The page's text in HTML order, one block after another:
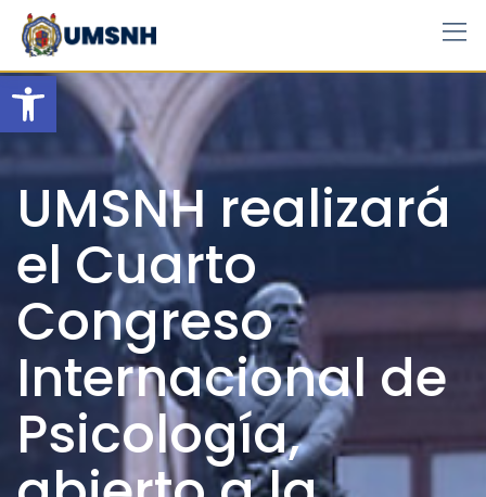
Open toolbar
Skip
content
UMSNH realizará
el Cuarto
Congreso
Internacional de
Psicología,